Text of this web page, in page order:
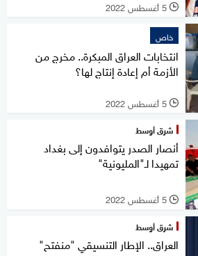
l 5 أغسطس 2022
خاص
انتخابات العراق المبكرة.. مخرج من
الأزمة أم إعادة إنتاج لها؟
l 5 أغسطس 2022
شرق أوسط
أنصار الصدر يتوافدون إلى بغداد
تمهيدا لـ"المليونية"
l 5 أغسطس 2022
شرق أوسط
العراق.. الإطار التنسيقي "منفتح"